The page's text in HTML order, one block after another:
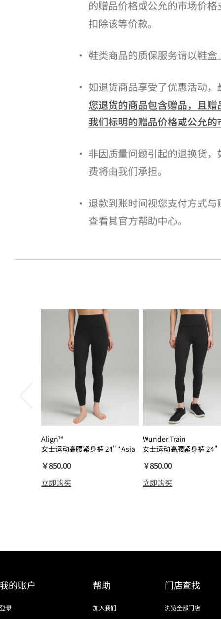
Align™
女士运动高腰紧身裤 24" *Asia
￥850.00
立即购买
Wunder Train
女士运动高腰紧身裤 24"
￥850.00
立即购买
我的账户
登录
帮助
加入我们
门店查找
浏览全部门店